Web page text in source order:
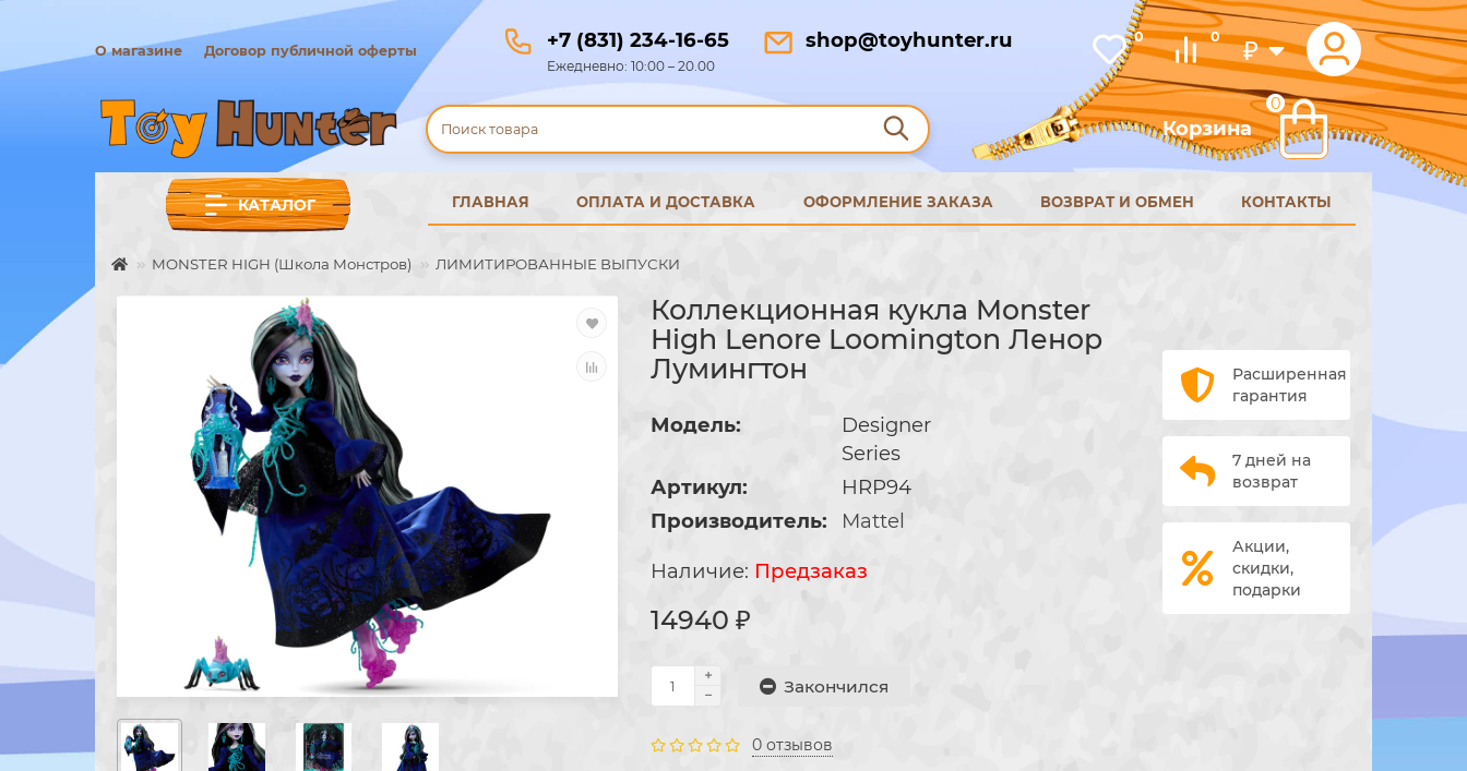
₽
0
0
+7 (831) 234-16-65
Ежедневно: 10:00 – 20.00
shop@toyhunter.ru
О магазине Договор публичной оферты
Корзина
0
КАТАЛОГ ГЛАВНАЯ ОПЛАТА И ДОСТАВКА ОФОРМЛЕНИЕ ЗАКАЗА ВОЗВРАТ И ОБМЕН КОНТАКТЫ
MONSTER HIGH (Школа Монстров) ЛИМИТИРОВАННЫЕ ВЫПУСКИ
Коллекционная кукла Monster
High Lenore Loomington Ленор
Лумингтон
Модель:
Designer
Series
Артикул:
HRP94
Производитель:
Mattel
Предзаказ
14940 ₽
Закончился
0 отзывов
Расширенная
гарантия
7 дней на
возврат
Акции,
скидки,
подарки